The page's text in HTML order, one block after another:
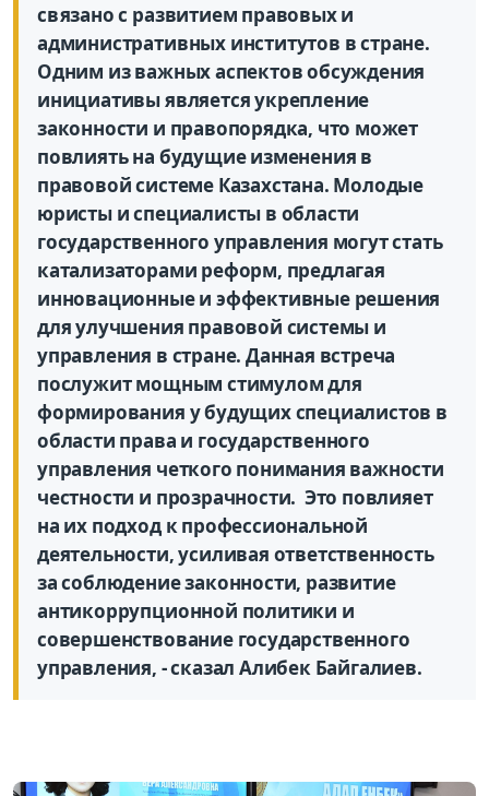
связано с развитием правовых и
административных институтов в стране.
Одним из важных аспектов обсуждения
инициативы является укрепление
законности и правопорядка, что может
повлиять на будущие изменения в
правовой системе Казахстана. Молодые
юристы и специалисты в области
государственного управления могут стать
катализаторами реформ, предлагая
инновационные и эффективные решения
для улучшения правовой системы и
управления в стране. Данная встреча
послужит мощным стимулом для
формирования у будущих специалистов в
области права и государственного
управления четкого понимания важности
честности и прозрачности. Это повлияет
на их подход к профессиональной
деятельности, усиливая ответственность
за соблюдение законности, развитие
антикоррупционной политики и
совершенствование государственного
управления, - сказал Алибек Байгалиев.